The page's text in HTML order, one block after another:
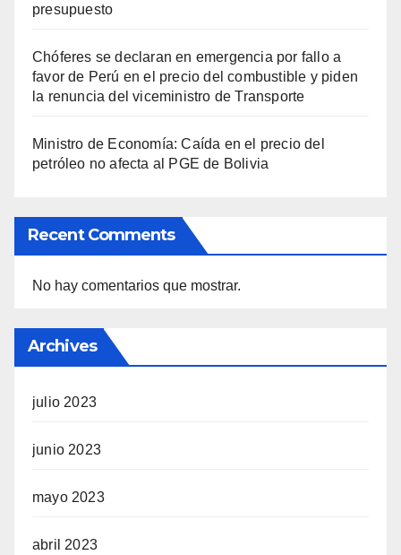
presupuesto
Chóferes se declaran en emergencia por fallo a
favor de Perú en el precio del combustible y piden
la renuncia del viceministro de Transporte
Ministro de Economía: Caída en el precio del
petróleo no afecta al PGE de Bolivia
Recent Comments
No hay comentarios que mostrar.
Archives
julio 2023
junio 2023
mayo 2023
abril 2023